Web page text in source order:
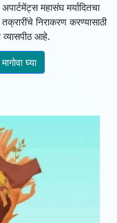
महासंघ मर्यादितचा
निराकरण करण्यासाठी
आहे.
घ्या